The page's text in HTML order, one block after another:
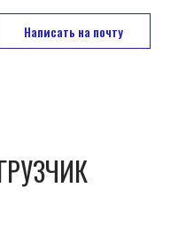
Написать на почту